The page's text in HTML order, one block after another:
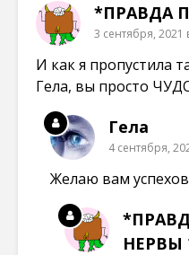
*ПРАВДА
3 сентября, 2021
И как я пропустила
Гела, вы просто
Гела
4 сентября,
Желаю вам
НЕРВЫ